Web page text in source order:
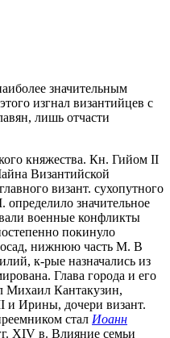
значительным
изгнал византийцев с
лишь отчасти
княжества. Кн. Гийом II
Византийской
визант. сухопутного
значительное
военные конфликты
покинуло
нижнюю часть М. В
к-рые назначались из
Глава города и его
Михаил Кантакузин,
и Ирины, дочери визант.
стал Иоанн
XIV в. Влияние семьи